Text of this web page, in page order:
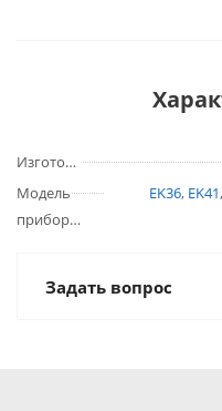
Изготовитель
Модель
прибора
EK36, EK41,
Задать вопрос